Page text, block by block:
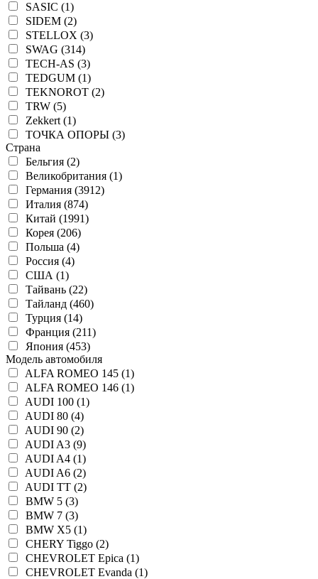
SASIC (1)
SIDEM (2)
STELLOX (3)
SWAG (314)
TECH-AS (3)
TEDGUM (1)
TEKNOROT (2)
TRW (5)
Zekkert (1)
ТОЧКА ОПОРЫ (3)
Страна
Бельгия (2)
Великобритания (1)
Германия (3912)
Италия (874)
Китай (1991)
Корея (206)
Польша (4)
Россия (4)
США (1)
Тайвань (22)
Тайланд (460)
Турция (14)
Франция (211)
Япония (453)
Модель автомобиля
ALFA ROMEO 145 (1)
ALFA ROMEO 146 (1)
AUDI 100 (1)
AUDI 80 (4)
AUDI 90 (2)
AUDI A3 (9)
AUDI A4 (1)
AUDI A6 (2)
AUDI TT (2)
BMW 5 (3)
BMW 7 (3)
BMW X5 (1)
CHERY Tiggo (2)
CHEVROLET Epica (1)
CHEVROLET Evanda (1)